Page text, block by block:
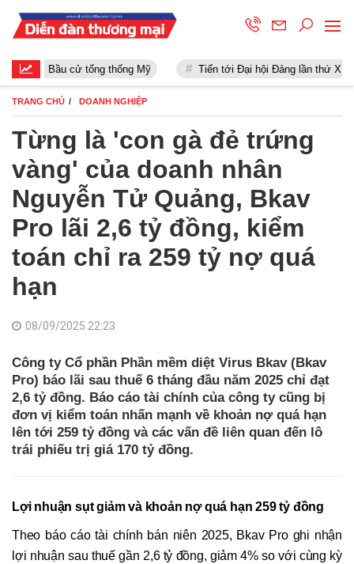
Bầu cử tổng thống Mỹ Tiến tới Đại hội Đảng lần thứ XIII
TRANG CHỦ DOANH NGHIỆP
Từng là 'con gà đẻ trứng
vàng' của doanh nhân
Nguyễn Tử Quảng, Bkav
Pro lãi 2,6 tỷ đồng, kiểm
toán chỉ ra 259 tỷ nợ quá
hạn
08/09/2025 22:23
Công ty Cổ phần Phần mềm diệt Virus Bkav (Bkav
Pro) báo lãi sau thuế 6 tháng đầu năm 2025 chỉ đạt
2,6 tỷ đồng. Báo cáo tài chính của công ty cũng bị
đơn vị kiểm toán nhấn mạnh về khoản nợ quá hạn
lên tới 259 tỷ đồng và các vấn đề liên quan đến lô
trái phiếu trị giá 170 tỷ đồng.
Lợi nhuận sụt giảm và khoản nợ quá hạn 259 tỷ đồng
Theo báo cáo tài chính bán niên 2025, Bkav Pro ghi nhận
lợi nhuận sau thuế gần 2,6 tỷ đồng, giảm 4% so với cùng kỳ